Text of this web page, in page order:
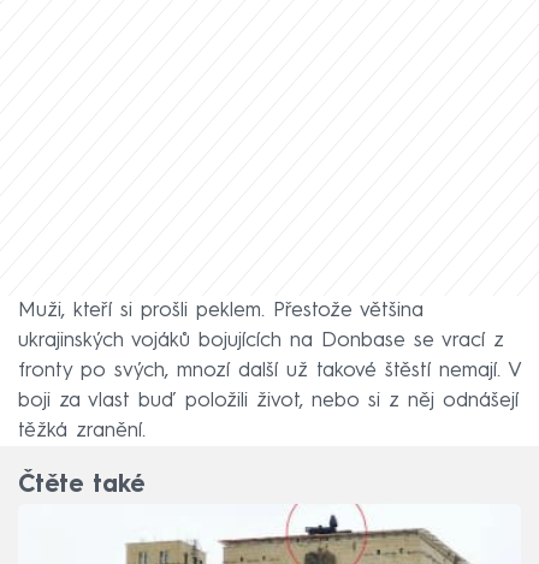
Muži, kteří si prošli peklem. Přestože většina
ukrajinských vojáků bojujících na Donbase se vrací z
fronty po svých, mnozí další už takové štěstí nemají. V
boji za vlast buď položili život, nebo si z něj odnášejí
těžká zranění.
Čtěte také